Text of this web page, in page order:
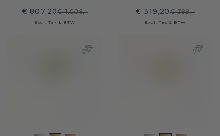
€ 807,20€ 1.009,-
Excl. Tax & BTW
€ 319,20€ 399,-
Excl. Tax & BTW